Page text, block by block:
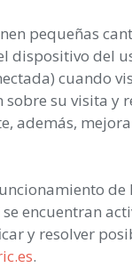
pequeñas
dispositivo del
cuando
su visita y
además,
encuentran
y resolver
.